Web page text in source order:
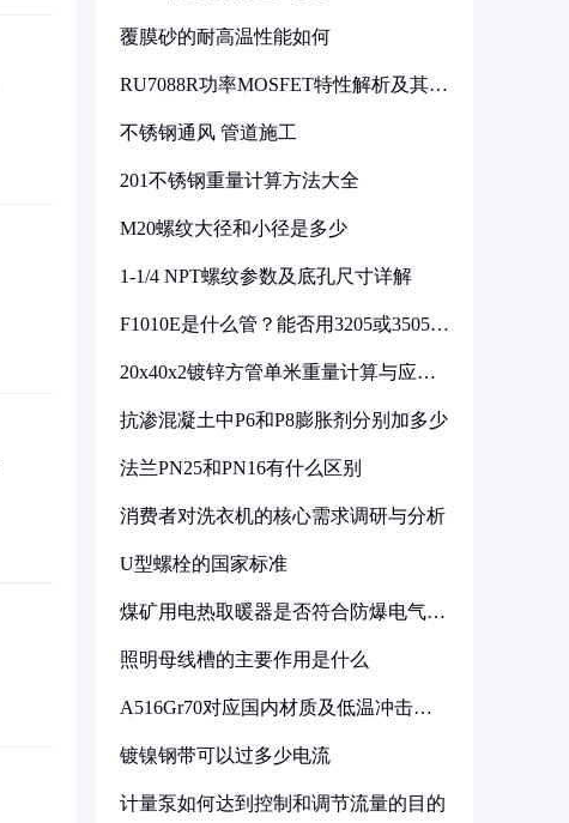
覆膜砂的耐高温性能如何
RU7088R功率MOSFET特性解析及其在
不锈钢通风 管道施工
201不锈钢重量计算方法大全
M20螺纹大径和小径是多少
1-1/4 NPT螺纹参数及底孔尺寸详解
F1010E是什么管？能否用3205或3505代
20x40x2镀锌方管单米重量计算与应用
抗渗混凝土中P6和P8膨胀剂分别加多少
法兰PN25和PN16有什么区别
消费者对洗衣机的核心需求调研与分析
U型螺栓的国家标准
煤矿用电热取暖器是否符合防爆电气设
照明母线槽的主要作用是什么
A516Gr70对应国内材质及低温冲击要
镀镍钢带可以过多少电流
计量泵如何达到控制和调节流量的目的